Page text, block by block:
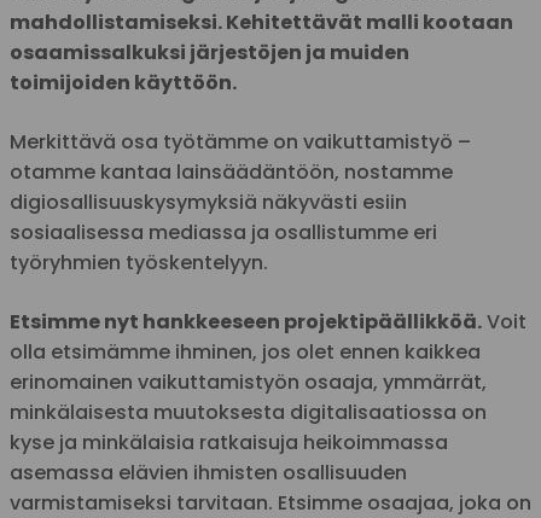
mahdollistamiseksi. Kehitettävät malli kootaan
osaamissalkuksi järjestöjen ja muiden
toimijoiden käyttöön.
Merkittävä osa työtämme on vaikuttamistyö –
otamme kantaa lainsäädäntöön, nostamme
digiosallisuuskysymyksiä näkyvästi esiin
sosiaalisessa mediassa ja osallistumme eri
työryhmien työskentelyyn.
Etsimme nyt hankkeeseen projektipäällikköä.Voit
olla etsimämme ihminen, jos olet ennen kaikkea
erinomainen vaikuttamistyön osaaja, ymmärrät,
minkälaisesta muutoksesta digitalisaatiossa on
kyse ja minkälaisia ratkaisuja heikoimmassa
asemassa elävien ihmisten osallisuuden
varmistamiseksi tarvitaan. Etsimme osaajaa, joka on